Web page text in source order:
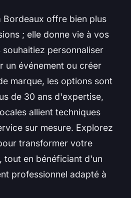
Bordeaux offre bien plus
; elle donne vie à vos
souhaitiez personnaliser
un événement ou créer
marque, les options sont
de 30 ans d'expertise,
allient techniques
sur mesure. Explorez
transformer votre
tout en bénéficiant d'un
professionnel adapté à